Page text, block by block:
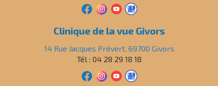
Clinique de la vue Givors
14 Rue Jacques Prévert, 69700 Givors
Tél : 04 28 29 18 18